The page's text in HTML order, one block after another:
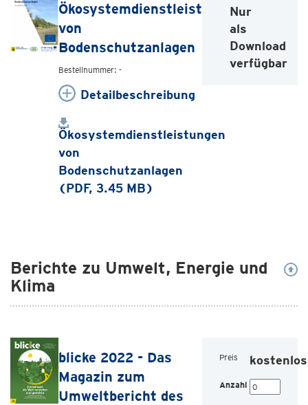
Ökosystemdienstleistungen
von
Bodenschutzanlagen
Bestellnummer: -
Detailbeschreibung
Ökosystemdienstleistungen
von
Bodenschutzanlagen
(PDF, 3.45 MB)
Nur
als
Download
verfügbar
Berichte zu Umwelt, Energie und
Klima
blicke 2022 - Das
Magazin zum
Umweltbericht des
Preis kostenlos
Anzahl